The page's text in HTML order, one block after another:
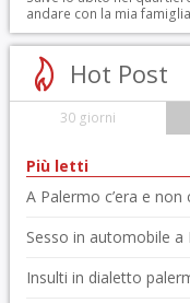
andare con la mia
Hot Post
30 giorni
Più letti
A Palermo c’era e non
Sesso in automobile a
Insulti in dialetto